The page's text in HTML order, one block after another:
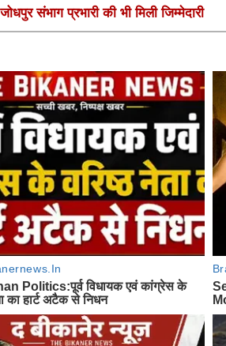
संभाग प्रभारी की भी मिली जिम्मेदारी